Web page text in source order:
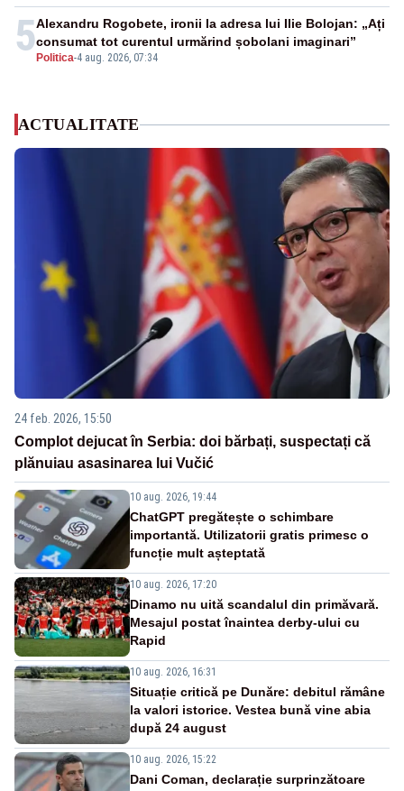
5 Politica-4 aug. 2026, 07:34
Alexandru Rogobete, ironii la adresa lui Ilie Bolojan: „Ați
consumat tot curentul urmărind șobolani imaginari”
ACTUALITATE
24 feb. 2026, 15:50
Complot dejucat în Serbia: doi bărbați, suspectați că
plănuiau asasinarea lui Vučić
10 aug. 2026, 19:44
ChatGPT pregătește o schimbare
importantă. Utilizatorii gratis primesc o
funcție mult așteptată
10 aug. 2026, 17:20
Dinamo nu uită scandalul din primăvară.
Mesajul postat înaintea derby-ului cu
Rapid
10 aug. 2026, 16:31
Situație critică pe Dunăre: debitul rămâne
la valori istorice. Vestea bună vine abia
după 24 august
10 aug. 2026, 15:22
Dani Coman, declarație surprinzătoare